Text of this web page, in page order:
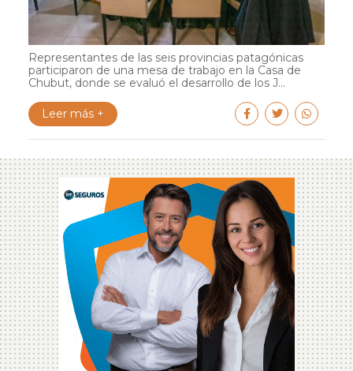
Representantes de las seis provincias patagónicas
participaron de una mesa de trabajo en la Casa de
Chubut, donde se evaluó el desarrollo de los J...
Leer más +